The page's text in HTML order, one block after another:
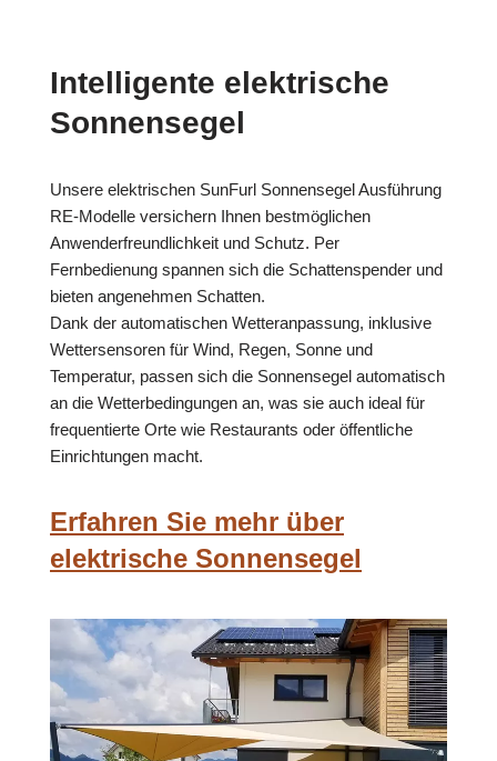
Intelligente elektrische
Sonnensegel
Unsere elektrischen SunFurl Sonnensegel Ausführung
RE-Modelle versichern Ihnen bestmöglichen
Anwenderfreundlichkeit und Schutz. Per
Fernbedienung spannen sich die Schattenspender und
bieten angenehmen Schatten.
Dank der automatischen Wetteranpassung, inklusive
Wettersensoren für Wind, Regen, Sonne und
Temperatur, passen sich die Sonnensegel automatisch
an die Wetterbedingungen an, was sie auch ideal für
frequentierte Orte wie Restaurants oder öffentliche
Einrichtungen macht.
Erfahren Sie mehr über
elektrische Sonnensegel